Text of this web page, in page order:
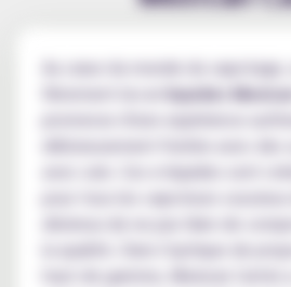
Au cœur du monde du vapotage,
e-liquides
délicieusement fruitée avec des
pour tous les vapoteurs
désireux de ne pas faire de
la qualité. Dans l'optique de
haut de gamme, Mexican Cartel